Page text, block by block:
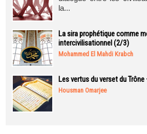
la...
La sira prophétique comme
intercivilisationnel (2/3)
Mohammed El Mahdi Krabch
Les vertus du verset du
Housman Omarjee